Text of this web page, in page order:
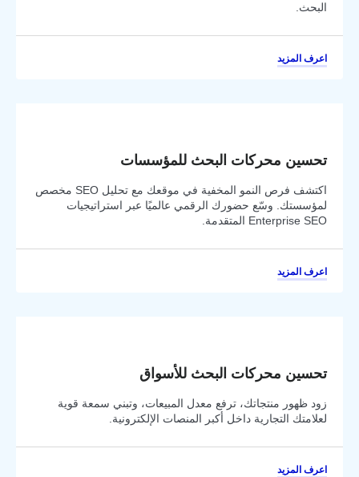
البحث.
اعرف المزيد
تحسين محركات البحث للمؤسسات
اكتشف فرص النمو المخفية في موقعك مع تحليل SEO مخصص
لمؤسستك. وسّع حضورك الرقمي عالميًا عبر استراتيجيات
Enterprise SEO المتقدمة.
اعرف المزيد
تحسين محركات البحث للأسواق
زود ظهور منتجاتك، ترفع معدل المبيعات، وتبني سمعة قوية
لعلامتك التجارية داخل أكبر المنصات الإلكترونية.
اعرف المزيد